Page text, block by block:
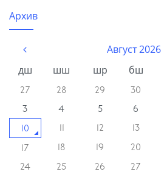
Архив
Август 2026
дш
шш шр бш
27 28 29 30
3
4 5 6
10
12 13
17 18 19 20
24
25 26 27